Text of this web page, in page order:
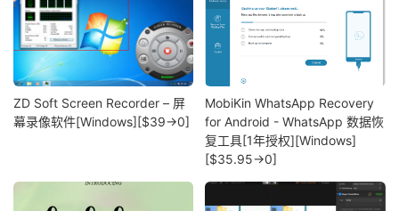
ZD Soft Screen Recorder – 屏
幕录像软件[Windows][$39→0]
MobiKin WhatsApp Recovery
for Android - WhatsApp 数据恢
复工具[1年授权][Windows]
[$35.95→0]